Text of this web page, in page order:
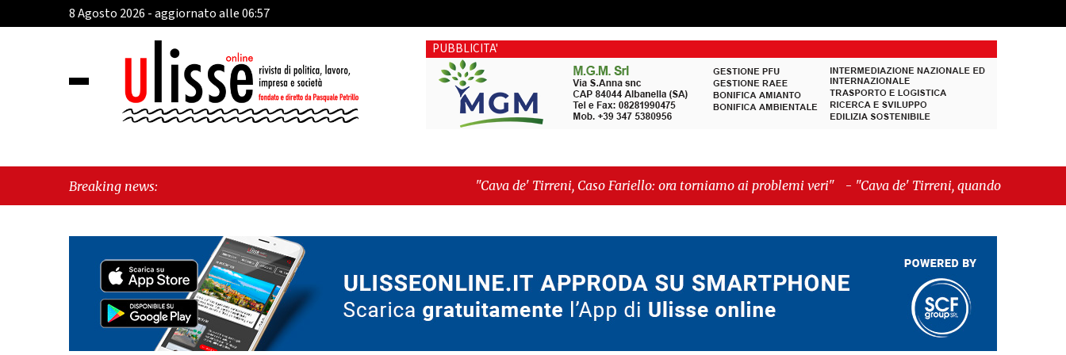
8 Agosto 2026 - aggiornato alle 06:57
PUBBLICITA'
Breaking news: "Cava de' Tirreni, Caso Fariello: ora torniamo ai problemi veri" - "Cava de' Tirreni, quando la burocrazia
dimentica perché esiste"